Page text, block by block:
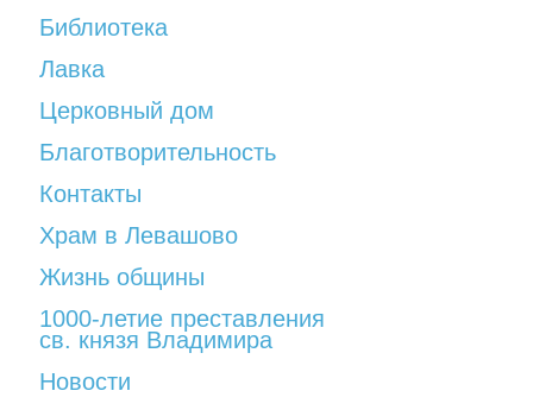
Библиотека
Лавка
Церковный дом
Благотворительность
Контакты
Храм в Левашово
Жизнь общины
1000-летие преставления
св. князя Владимира
Новости